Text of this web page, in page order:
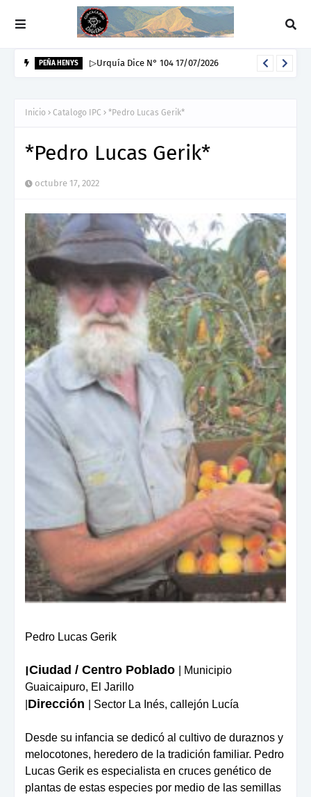
PEÑA HENYS ▷Urquía Dice N° 104 17/07/2026
Inicio Catalogo IPC *Pedro Lucas Gerik*
*Pedro Lucas Gerik*
octubre 17, 2022
Pedro Lucas Gerik
|Ciudad / Centro Poblado
| Municipio
Guaicaipuro, El Jarillo
Dirección | Sector La Inés, callejón Lucía
Desde su infancia se dedicó al cultivo de duraznos y
melocotones, heredero de la tradición familiar. Pedro
Lucas Gerik es especialista en cruces genético de
plantas de estas especies por medio de las semillas